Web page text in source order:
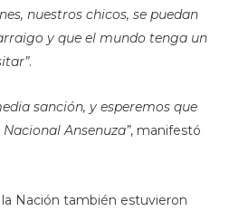
nuestros chicos, se puedan
y que el mundo tenga un
.
sanción, y esperemos que
Ansenuza”, manifestó
Nación también estuvieron